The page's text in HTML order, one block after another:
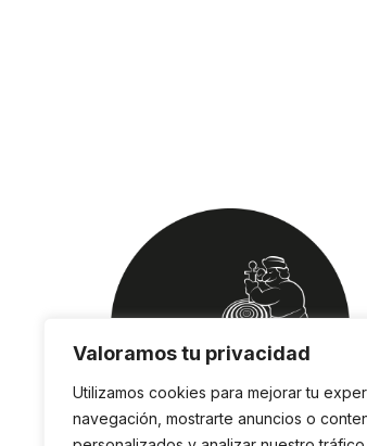
Valoramos tu privacidad
Utilizamos cookies para mejorar tu
navegación, mostrarte anuncios o